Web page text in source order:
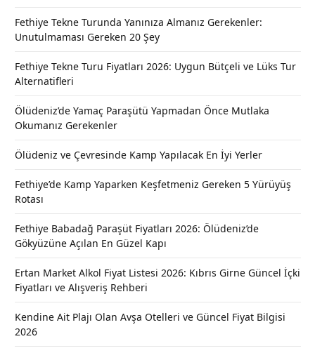
Fethiye Tekne Turunda Yanınıza Almanız Gerekenler:
Unutulmaması Gereken 20 Şey
Fethiye Tekne Turu Fiyatları 2026: Uygun Bütçeli ve Lüks Tur
Alternatifleri
Ölüdeniz’de Yamaç Paraşütü Yapmadan Önce Mutlaka
Okumanız Gerekenler
Ölüdeniz ve Çevresinde Kamp Yapılacak En İyi Yerler
Fethiye’de Kamp Yaparken Keşfetmeniz Gereken 5 Yürüyüş
Rotası
Fethiye Babadağ Paraşüt Fiyatları 2026: Ölüdeniz’de
Gökyüzüne Açılan En Güzel Kapı
Ertan Market Alkol Fiyat Listesi 2026: Kıbrıs Girne Güncel İçki
Fiyatları ve Alışveriş Rehberi
Kendine Ait Plajı Olan Avşa Otelleri ve Güncel Fiyat Bilgisi
2026